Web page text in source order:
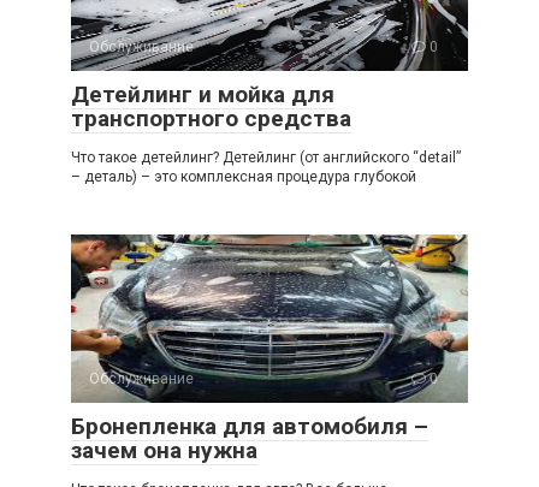
Обслуживание 0
Детейлинг и мойка для
транспортного средства
Что такое детейлинг? Детейлинг (от английского “detail”
– деталь) – это комплексная процедура глубокой
Обслуживание 0
Бронепленка для автомобиля –
зачем она нужна